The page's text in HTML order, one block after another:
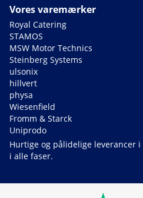
Vores varemærker
Royal Catering
STAMOS
MSW Motor Technics
Steinberg Systems
ulsonix
hillvert
physa
Wiesenfield
Fromm & Starck
Uniprodo
Hurtige og pålidelige leverancer
i alle faser.